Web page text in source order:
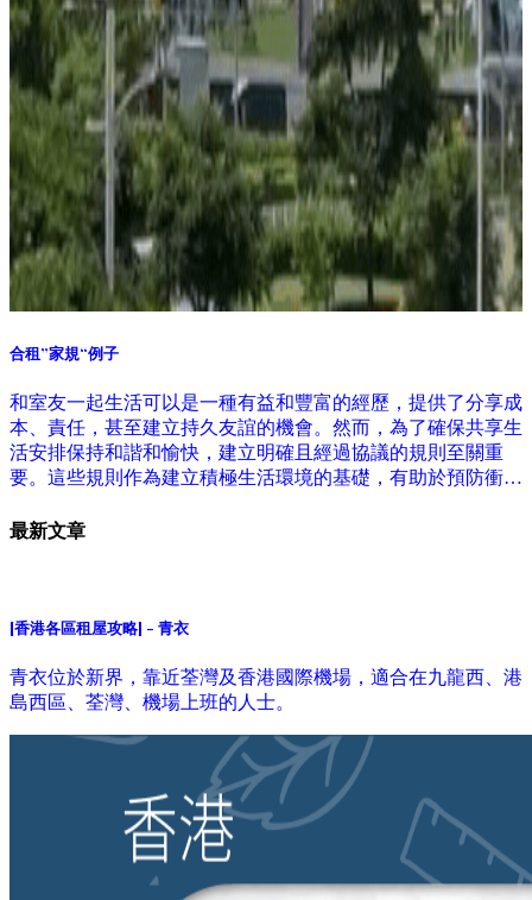
合租”家規“例子
和室友一起生活可以是一種有益和豐富的經歷，提供了分享成
本、責任，甚至建立持久友誼的機會。然而，為了確保共享生
活安排保持和諧和愉快，建立明確且經過協議的規則至關重
要。這些規則作為建立積極生活環境的基礎，有助於預防衝突
最新文章
[香港各區租屋攻略] - 青衣
青衣位於新界，靠近荃灣及香港國際機場，適合在九龍西、港
島西區、荃灣、機場上班的人士。